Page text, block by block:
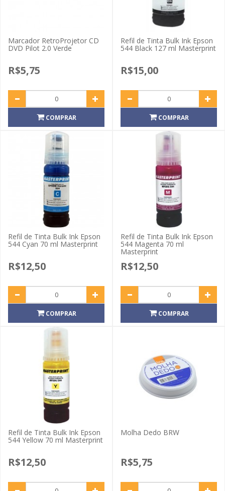
Marcador RetroProjetor CD
DVD Pilot 2.0 Verde
R$5,75
COMPRAR
Refil de Tinta Bulk Ink Epson
544 Black 127 ml Masterprint
R$15,00
COMPRAR
Refil de Tinta Bulk Ink Epson
544 Cyan 70 ml Masterprint
R$12,50
COMPRAR
Refil de Tinta Bulk Ink Epson
544 Magenta 70 ml
Masterprint
R$12,50
COMPRAR
Refil de Tinta Bulk Ink Epson
544 Yellow 70 ml Masterprint
R$12,50
Molha Dedo BRW
R$5,75